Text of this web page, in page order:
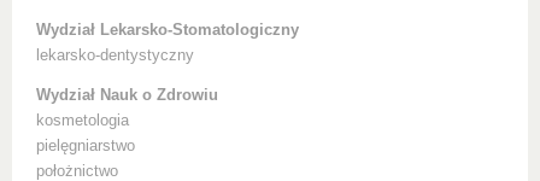
Wydział Lekarsko-Stomatologiczny
lekarsko-dentystyczny
Wydział Nauk o Zdrowiu
kosmetologia
pielęgniarstwo
położnictwo